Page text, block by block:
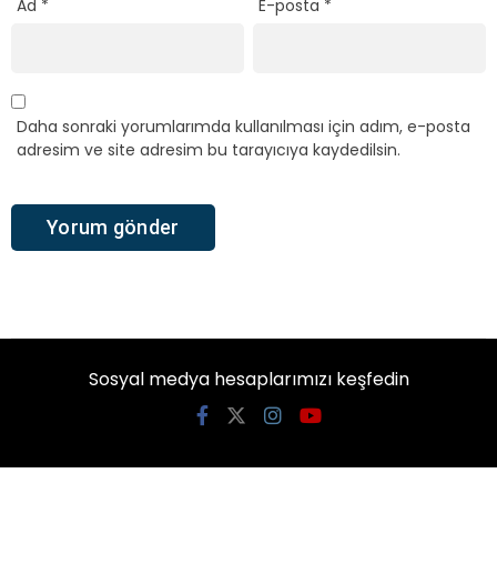
Ad * E-posta *
Daha sonraki yorumlarımda kullanılması için adım, e-posta
adresim ve site adresim bu tarayıcıya kaydedilsin.
Sosyal medya hesaplarımızı keşfedin